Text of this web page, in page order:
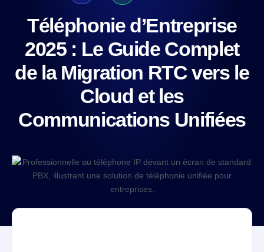
Téléphonie d’Entreprise
2025 : Le Guide Complet
de la Migration RTC vers le
Cloud et les
Communications Unifiées